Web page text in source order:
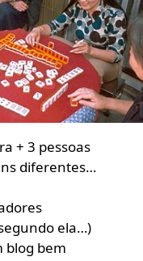
+ 3 pessoas
diferentes…
ela…)
blog bem